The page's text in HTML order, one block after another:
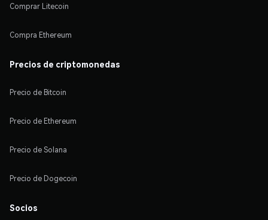
Comprar Litecoin
Compra Ethereum
Precios de criptomonedas
Precio de Bitcoin
Precio de Ethereum
Precio de Solana
Precio de Dogecoin
Socios